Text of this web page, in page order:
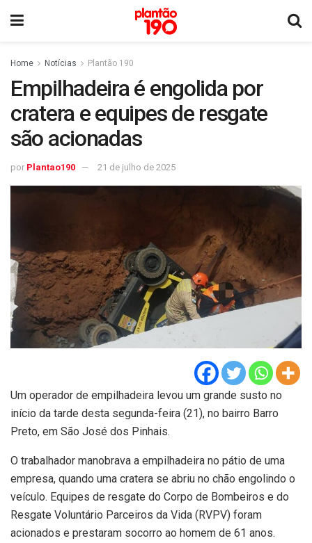
Home Notícias Plantão 190
Empilhadeira é engolida por
cratera e equipes de resgate
são acionadas
por Plantao190 21 de julho de 2025
Um operador de empilhadeira levou um grande susto no
início da tarde desta segunda-feira (21), no bairro Barro
Preto, em São José dos Pinhais.
O trabalhador manobrava a empilhadeira no pátio de uma
empresa, quando uma cratera se abriu no chão engolindo o
veículo. Equipes de resgate do Corpo de Bombeiros e do
Resgate Voluntário Parceiros da Vida (RVPV) foram
acionados e prestaram socorro ao homem de 61 anos.